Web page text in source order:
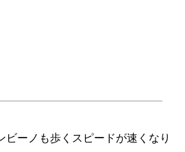
ーノも歩くスピードが速くなり